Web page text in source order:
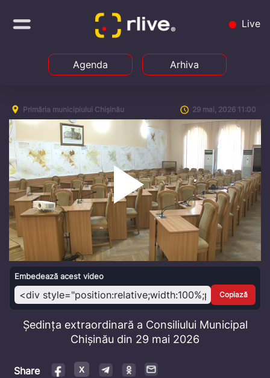
Live
Agenda Arhiva
Primăria municipiului Chișinău 29 mai, 2026 11:00
Play
Video
Embedează acest video
Copiază
Ședința extraordinară a Consiliului Municipal
Chișinău din 29 mai 2026
Share